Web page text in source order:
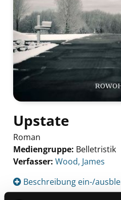
Upstate
Roman
Mediengruppe: Belletristik
Verfasser: Suche nach
Wood, James
Beschreibung ein-/